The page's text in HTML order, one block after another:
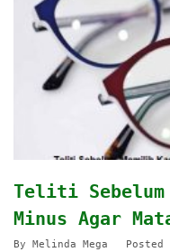
Teliti Sebelum
Minus Agar
By Melinda Mega Posted